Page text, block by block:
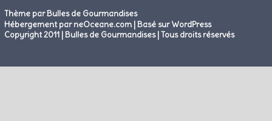
Thème par Bulles de Gourmandises
Hébergement par neOceane.com |Basé sur WordPress
Copyright 2011 | Bulles de Gourmandises | Tous droits réservés